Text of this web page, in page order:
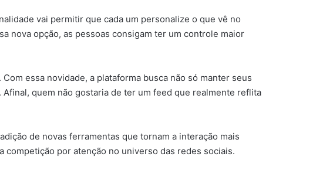
vai permitir que cada um personalize o que vê no
nova opção, as pessoas consigam ter um controle maior
essa novidade, a plataforma busca não só manter seus
quem não gostaria de ter um feed que realmente reflita
de novas ferramentas que tornam a interação mais
competição por atenção no universo das redes sociais.